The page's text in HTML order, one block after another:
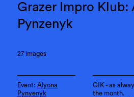
Grazer Impro Klub:
Pynzenyk
27 images
Event: Alyona
Pynyenyk
GIK - as
the month.